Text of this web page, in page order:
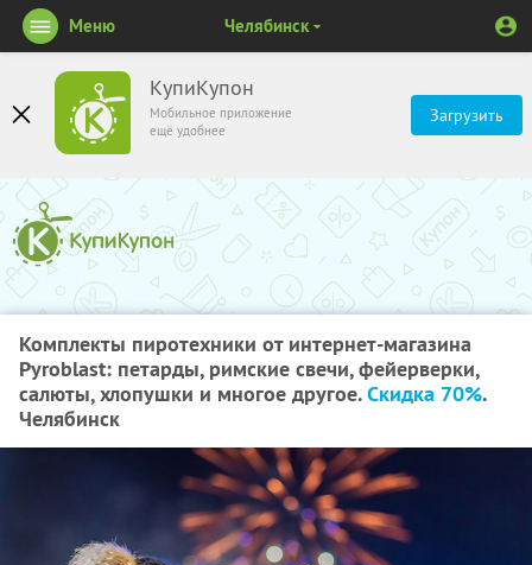
КупиКупон
Мобильное приложение
ещё удобнее
Загрузить
Меню Челябинск
Комплекты пиротехники от интернет-магазина
Pyroblast: петарды, римские свечи, фейерверки,
салюты, хлопушки и многое другое.Скидка 70%.
Челябинск